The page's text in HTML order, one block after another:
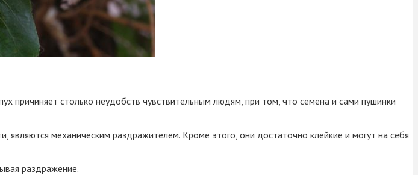
причиняет столько неудобств чувствительным людям, при том, что семена и сами пушинки
механическим раздражителем. Кроме этого, они достаточно клейкие и могут на себя
раздражение.